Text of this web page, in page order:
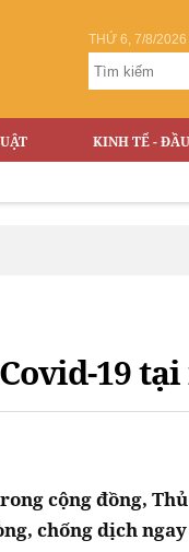
THỨ 6, 7/8/2026
KINH TẾ -
19
cộng đồng,
chống dịch